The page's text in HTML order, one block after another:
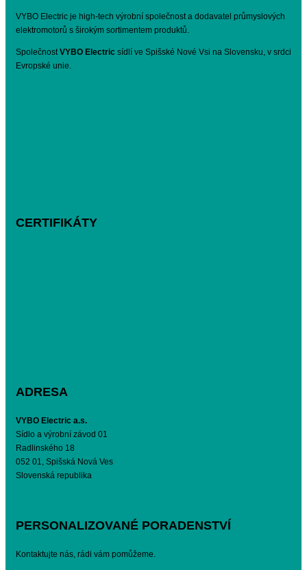
VYBO Electric je high-tech výrobní společnost a dodavatel průmyslových
elektromotorů s širokým sortimentem produktů.
SpolečnostVYBO Electric sídlí ve Spišské Nové Vsi na Slovensku, v srdci
Evropské unie.
CERTIFIKÁTY
ADRESA
VYBO Electric a.s.
Sídlo a výrobní závod 01
Radlinského 18
052 01, Spišská Nová Ves
Slovenská republika
PERSONALIZOVANÉ PORADENSTVÍ
Kontaktujte nás, rádi vám pomůžeme.